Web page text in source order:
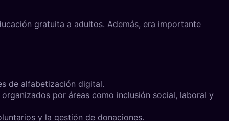
gratuita a adultos. Además, era importante
de alfabetización digital.
por áreas como inclusión social, laboral y
y la gestión de donaciones.